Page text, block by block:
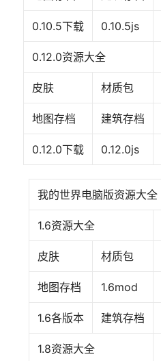
0.10.5下载 0.10.5js
0.12.0资源大全
皮肤 材质包
地图存档 建筑存档
0.12.0下载 0.12.0js
我的世界电脑版资源大全
1.6资源大全
皮肤 材质包
地图存档 1.6mod
1.6各版本 建筑存档
1.8资源大全